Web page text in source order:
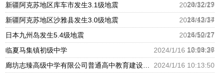
20:32:29
新疆阿克苏地区库车市发生3.1级地震
2024/12/17
18:43:34
新疆阿克苏地区沙雅县发生3.0级地震
2024/12/17
16:50:27
日本九州岛发生5.4级地震
2024/12/17
12:09:36
临夏马集镇初级中学
2024/1/16 10:14:27
2024/1/16 10:13:50